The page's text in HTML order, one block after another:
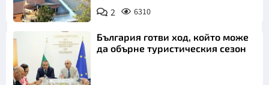
2 6310
България готви ход, който може
да обърне туристическия сезон